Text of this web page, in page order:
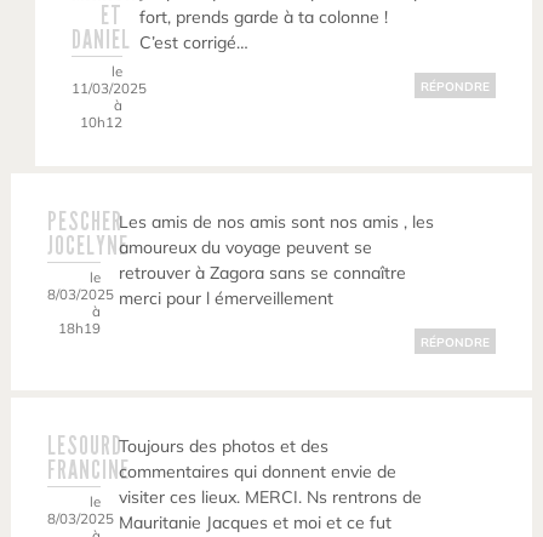
ET
DANIEL
le
11/03/2025
à
10h12
fort, prends garde à ta colonne !
C’est corrigé…
RÉPONDRE
PESCHER
JOCELYNE
le
8/03/2025
à
18h19
Les amis de nos amis sont nos amis , les
amoureux du voyage peuvent se
retrouver à Zagora sans se connaître
merci pour l émerveillement
RÉPONDRE
LESOURD
FRANCINE
le
8/03/2025
Toujours des photos et des
commentaires qui donnent envie de
visiter ces lieux. MERCI. Ns rentrons de
Mauritanie Jacques et moi et ce fut